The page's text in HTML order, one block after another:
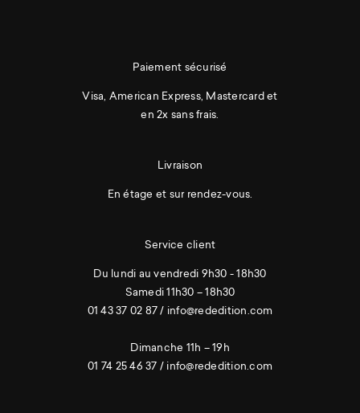
Paiement sécurisé
Visa, American Express, Mastercard et
en 2x sans frais.
Livraison
En étage et sur rendez-vous.
Service client
Du lundi au vendredi 9h30 - 18h30
Samedi 11h30 – 18h30
01 43 37 02 87/ info@rededition.com
Dimanche 11h – 19h
01 74 25 46 37 / info@rededition.com